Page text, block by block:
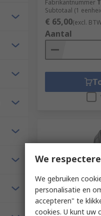
Fabrikantnummer
Subtotaal (1
€ 65,00(excl.
Aantal
Op voorraad
We
We gebruiken
personalisatie en
accepteren" te
cookies. U kunt uw